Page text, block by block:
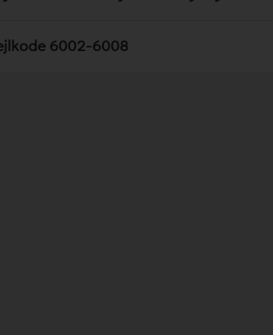
6002-6008